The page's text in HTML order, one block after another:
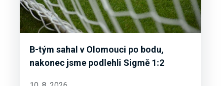
B-tým sahal v Olomouci po bodu,
nakonec jsme podlehli Sigmě 1:2